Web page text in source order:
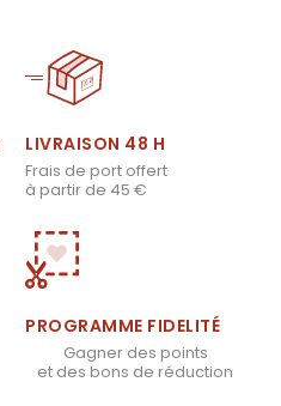
LIVRAISON 48 H
Frais de port offert
à partir de 45 €
PROGRAMME FIDELITÉ
Gagner des points
et des bons de réduction